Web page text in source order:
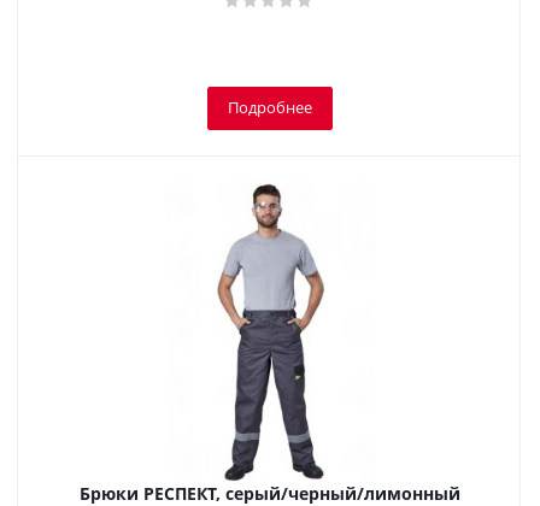
Подробнее
Брюки РЕСПЕКТ, серый/черный/лимонный